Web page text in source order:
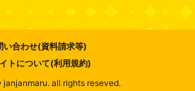
い合わせ(資料請求等)
トについて(利用規約)
all rights reseved.